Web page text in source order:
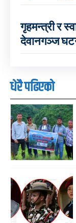
गृहमन्त्री र
देवानगञ्ज
धेरै पढिएको